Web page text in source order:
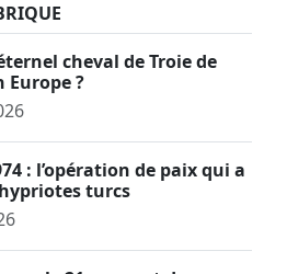
cheval de Troie de
Europe ?
: l’opération de paix qui a
turcs